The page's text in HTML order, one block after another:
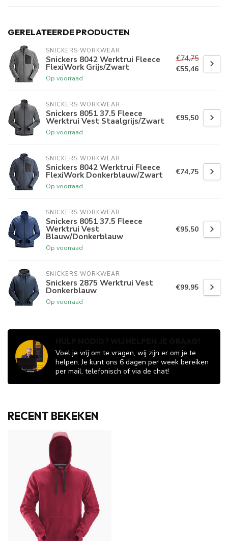
GERELATEERDE PRODUCTEN
SNICKERS WORKWEAR
Snickers 8042 Werktrui Fleece
FlexiWork Grijs/Zwart
Op voorraad
€74,75
€55,46
SNICKERS WORKWEAR
Snickers 8051 37.5 Fleece
Werktrui Vest Staalgrijs/Zwart
Op voorraad
€95,50
SNICKERS WORKWEAR
Snickers 8042 Werktrui Fleece
FlexiWork Donkerblauw/Zwart
Op voorraad
€74,75
SNICKERS WORKWEAR
Snickers 8051 37.5 Fleece
Werktrui Vest
Blauw/Donkerblauw
Op voorraad
€95,50
SNICKERS WORKWEAR
Snickers 2875 Werktrui Vest
Donkerblauw
Op voorraad
€99,95
Voel je vrij om te vragen, wij zijn er om je te
helpen. Je kunt ons 6 dagen per week bereiken
per mail, telefonisch of via de chat!
RECENT BEKEKEN